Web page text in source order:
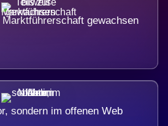
gewachsen
sondern im offenen Web